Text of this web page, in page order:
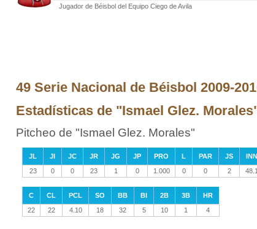
Jugador de Béisbol del Equipo Ciego de Avila
49 Serie Nacional de Béisbol 2009-
Estadísticas de "Ismael Glez.
Pitcheo de "Ismael Glez. Morales"
JL JI JC JR JG JP PRO L PAR JS INN
23
0 0 23 1 0 1.000 0 0 2 48.1
C CL PCL SO BB BI 2B 3B
HR
22
22 4.10 18 32 5 10 1 4